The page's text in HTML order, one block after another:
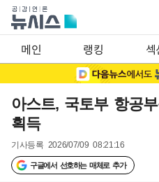
메인 랭킹 섹
아스트, 국토부 항공
획득
기사등록 2026/07/09 08:21:16
구글에서 선호하는 매체로 추가